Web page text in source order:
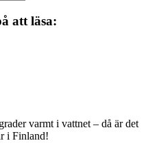
att läsa:
varmt i vattnet – då är det
i Finland!